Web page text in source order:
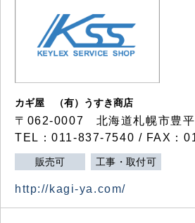
カギ屋 （有）うすき商店
〒062-0007 北海道札幌市豊
TEL：011-837-7540 / FAX：
販売可 工事・取付可
http://kagi-ya.com/